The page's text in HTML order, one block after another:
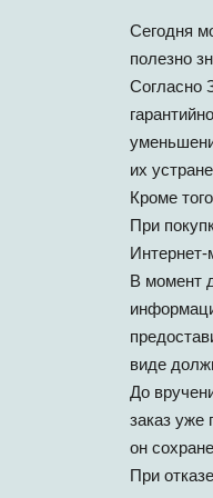
Сегодня
полезно
Согласно
их
Кроме
При
В момент
виде
До
заказ уже
он
При